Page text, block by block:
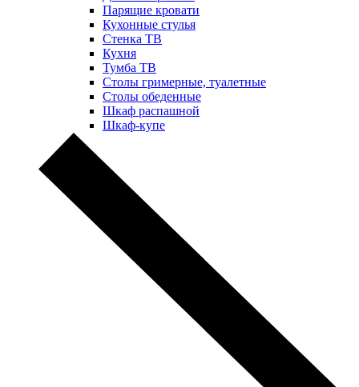
Парящие кровати
Кухонные стулья
Стенка ТВ
Кухня
Тумба ТВ
Столы гримерные, туалетные
Столы обеденные
Шкаф распашной
Шкаф-купе